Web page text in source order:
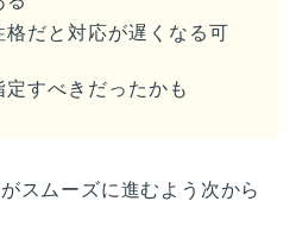
格だと対応が遅くなる可
すべきだったかも
スムーズに進むよう次から